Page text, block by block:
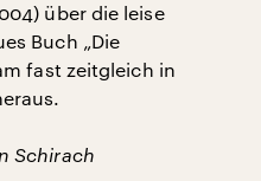
über die leise
Buch „Die
fast zeitgleich in
Schirach